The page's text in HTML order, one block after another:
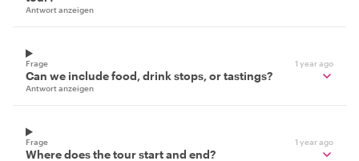
Antwort anzeigen
Frage 1 year ago
Can we include food, drink stops, or tastings?
Antwort anzeigen
Frage 1 year ago
Where does the tour start and end?